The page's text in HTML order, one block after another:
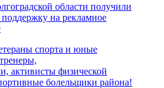
области получили
на рекламное
спорта и юные
активисты физической
болельщики района!